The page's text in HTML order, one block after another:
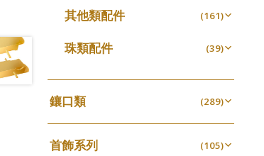
坦克鏈系列 (9)
刀片鏈系列
方假繩鏈系列 (1)
心心鏈系列 (6)
其他類配件 (161)
珠盤系列
焊片及鐳射綫 (2)
空心車花管 (19)
其他
珠類配件 (39)
空心光身珠
空心批花珠
鑲口類 (289)
四爪頭系列 (20)
六爪頭系列 (41)
首飾系列 (105)